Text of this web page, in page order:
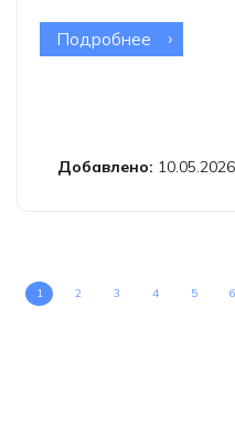
Подробнее о
Добавлено:
1 2 3 4 5 6